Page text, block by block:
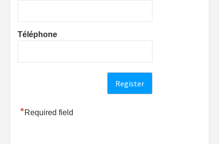
Téléphone
*Required field